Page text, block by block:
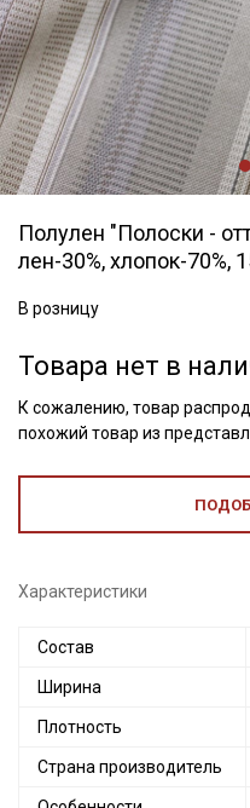
Полулен "Полоски -
лен-30%, хлопок-70%,
В розницу
Товара нет в
К сожалению, товар
похожий товар из
Характеристики
Состав
Ширина
Плотность
Страна производитель